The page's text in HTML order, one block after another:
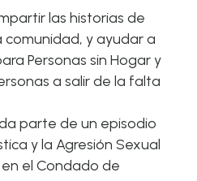
las historias de
y ayudar a
Personas sin Hogar y
a salir de la falta
parte de un episodio
y la Agresión Sexual
el Condado de